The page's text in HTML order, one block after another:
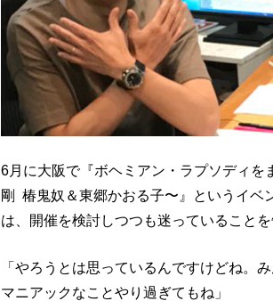
6月に大阪で『ボヘミアン・ラプソディ
剛 椿鬼奴＆東郷かおる子〜』というイベ
は、開催を検討しつつも迷っていること
「やろうとは思っているんですけどね。
マニアックなことやり過ぎてもね」